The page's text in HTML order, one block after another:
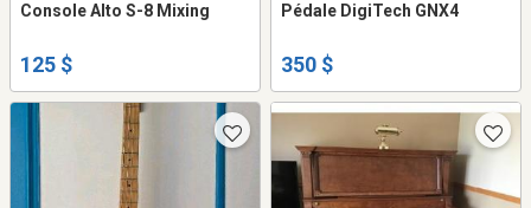
Console Alto S-8 Mixing
125 $
Pédale DigiTech GNX4
350 $